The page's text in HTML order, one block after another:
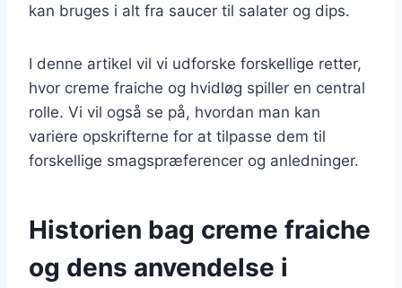
kan bruges i alt fra saucer til salater og dips.
I denne artikel vil vi udforske forskellige retter,
hvor creme fraiche og hvidløg spiller en central
rolle. Vi vil også se på, hvordan man kan
variere opskrifterne for at tilpasse dem til
forskellige smagspræferencer og anledninger.
Historien bag creme fraiche
og dens anvendelse i